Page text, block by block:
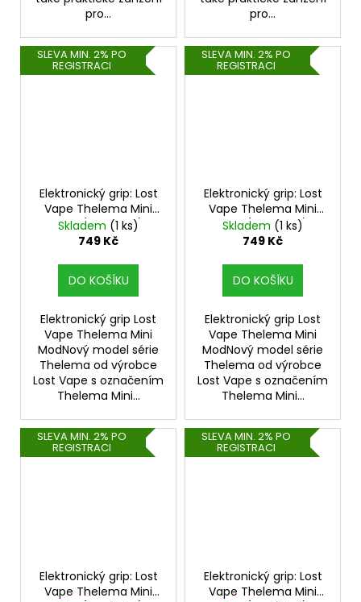
pro...
pro...
SLEVA MIN. 2% PO
REGISTRACI
Elektronický grip: Lost
Vape Thelema Mini
Mod (1500mAh)
(Cappuccino)
Skladem (1 ks)
749 Kč
DO KOŠÍKU
Elektronický grip Lost
Vape Thelema Mini
ModNový model série
Thelema od výrobce
Lost Vape s označením
Thelema Mini...
SLEVA MIN. 2% PO
REGISTRACI
Elektronický grip: Lost
Vape Thelema Mini
Mod (1500mAh)
(Mystic Red)
Skladem (1 ks)
749 Kč
DO KOŠÍKU
Elektronický grip Lost
Vape Thelema Mini
ModNový model série
Thelema od výrobce
Lost Vape s označením
Thelema Mini...
SLEVA MIN. 2% PO
REGISTRACI
Elektronický grip: Lost
Vape Thelema Mini
SLEVA MIN. 2% PO
REGISTRACI
Elektronický grip: Lost
Vape Thelema Mini